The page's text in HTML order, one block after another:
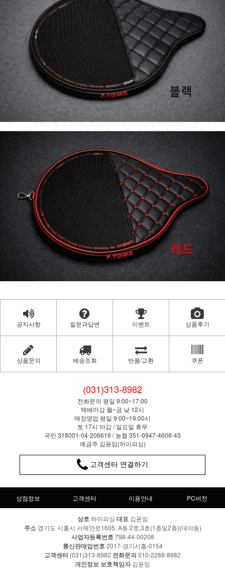
공지사항 질문과답변 이벤트 상품후기
상품문의 배송조회 반품/교환 쿠폰
(031)313-8982
전화문의 평일 9:00~17:00
택배마감 월~금 낮 12시
매장영업 평일 9:00~19:00시
토 17시 마감 / 일요일 휴무
국민 318001-04-206616 / 농협 351-0947-4608-43
예금주 김윤임(하이피싱)
고객센터 연결하기
상점정보 고객센터 이용안내 PC버전
상호 하이피싱 대표 김윤임
주소경기도 시흥시 서해안로1605, A동 2호,3호(1층및2층)(대야동)
사업자등록번호 798-44-00208
통신판매업번호 2017-경기시흥-0154
고객센터 (031)313-8982 전화문의 010-2288-8982
개인정보 보호책임자김윤임